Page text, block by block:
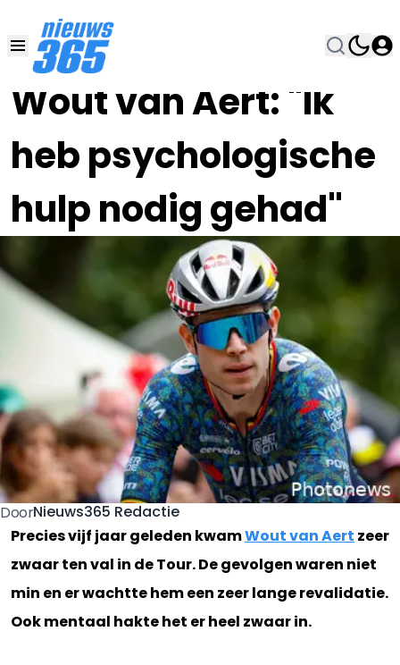
Wout van Aert: "Ik
heb psychologische
hulp nodig gehad"
19 JUL 2024, 13:00
DoorNieuws365 Redactie
Precies vijf jaar geleden kwamWout van Aert zeer
zwaar ten val in de Tour. De gevolgen waren niet
min en er wachtte hem een zeer lange revalidatie.
Ook mentaal hakte het er heel zwaar in.